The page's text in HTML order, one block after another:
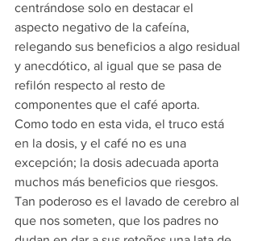
centrándose solo en destacar el
aspecto negativo de la cafeína,
relegando sus beneficios a algo residual
y anecdótico, al igual que se pasa de
refilón respecto al resto de
componentes que el café aporta.
Como todo en esta vida, el truco está
en la dosis, y el café no es una
excepción; la dosis adecuada aporta
muchos más beneficios que riesgos.
Tan poderoso es el lavado de cerebro al
que nos someten, que los padres no